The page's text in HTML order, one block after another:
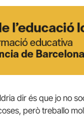
dir és que jo no
però treballo